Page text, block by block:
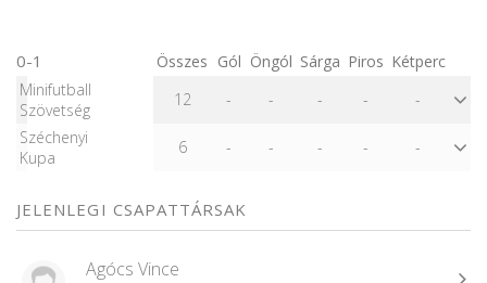
0-1 Összes Gól Öngól Sárga Piros Kétperc
Minifutball
Szövetség
12 - - - -
-
Széchenyi
Kupa
6 - - - - -
JELENLEGI CSAPATTÁRSAK
Agócs Vince